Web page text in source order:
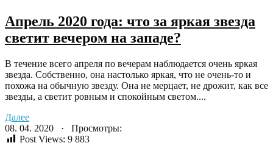
Апрель 2020 года: что за яркая звезда
светит вечером на западе?
В течение всего апреля по вечерам наблюдается очень яркая
звезда. Собственно, она настолько яркая, что не очень-то и
похожа на обычную звезду. Она не мерцает, не дрожит, как все
звезды, а светит ровным и спокойным светом....
Далее
08. 04. 2020 · Просмотры:
Post Views: 9 883